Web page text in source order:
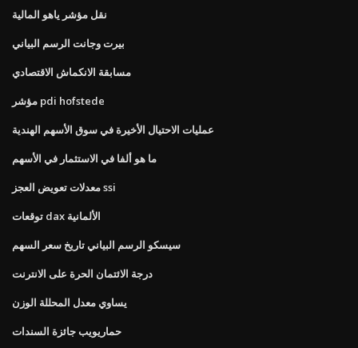
نقل مؤشر ياهو المالية
بيرت وجانت الرسم البياني
مسابقة الانكماش الاقتصادي
مؤشر pdi hofstede
عمليات الاحتيال الأخيرة في سوق الأسهم الهندية
ما هو ألفا في الاستثمار في الأسهم
معدلات تعويض العجز ssi
توقعات dax الألمانية
سيسكو الرسم البياني تاريخ سعر السهم
درجة الائتمان الحرة على الانترنت
يساوي معدل المحللة الوزن
حماريويب جائزة السندات